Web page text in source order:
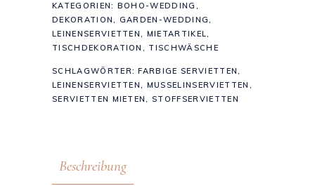
KATEGORIEN: BOHO-WEDDING ,
DEKORATION, GARDEN-WEDDING,
LEINENSERVIETTEN, MIETARTIKEL,
TISCHDEKORATION , TISCHWÄSCHE
SCHLAGWÖRTER:FARBIGE SERVIETTEN,
LEINENSERVIETTEN, MUSSELINSERVIETTEN ,
SERVIETTEN MIETEN, STOFFSERVIETTEN
Beschreibung